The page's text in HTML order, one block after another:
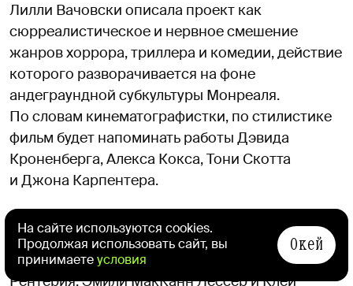
Лилли Вачовски описала проект как
сюрреалистическое и нервное смешение
жанров хоррора, триллера и комедии, действие
которого разворачивается на фоне
андеграундной субкультуры Монреаля.
По словам кинематографистки, по стилистике
фильм будет напоминать работы Дэвида
Кроненберга, Алекса Кокса, Тони Скотта
и Джона Карпентера.
Помимо Вачовски, исполнительными
продюсерами ленты выступят Энтони Ли,
Лоуренс Маттис, Сара Флорес, Кристофер
Рентерия, Эмили МакКанн Лессер и Клей
На сайте используются cookies.
Продолжая использовать сайт, вы
принимаетеусловия
Окей